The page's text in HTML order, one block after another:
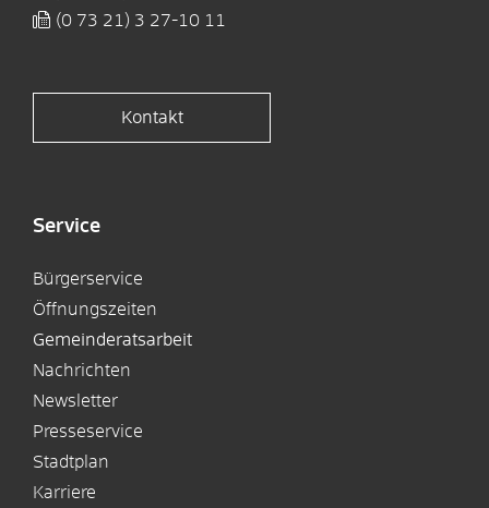
(0 73 21) 3 27-10 11
Kontakt
Service
Bürgerservice
Öffnungszeiten
Gemeinderatsarbeit
Nachrichten
Newsletter
Presseservice
Stadtplan
Karriere